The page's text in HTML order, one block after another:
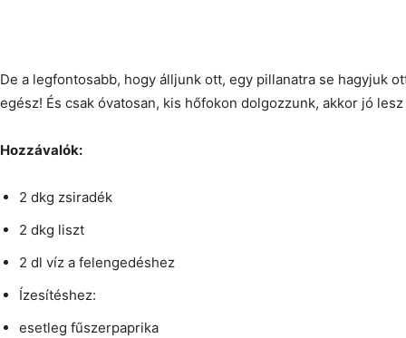
De a legfontosabb, hogy álljunk ott, egy pillanatra se hagyjuk
egész! És csak óvatosan, kis hőfokon dolgozzunk, akkor jó
Hozzávalók:
2 dkg zsiradék
2 dkg liszt
2 dl víz a felengedéshez
Ízesítéshez:
esetleg fűszerpaprika